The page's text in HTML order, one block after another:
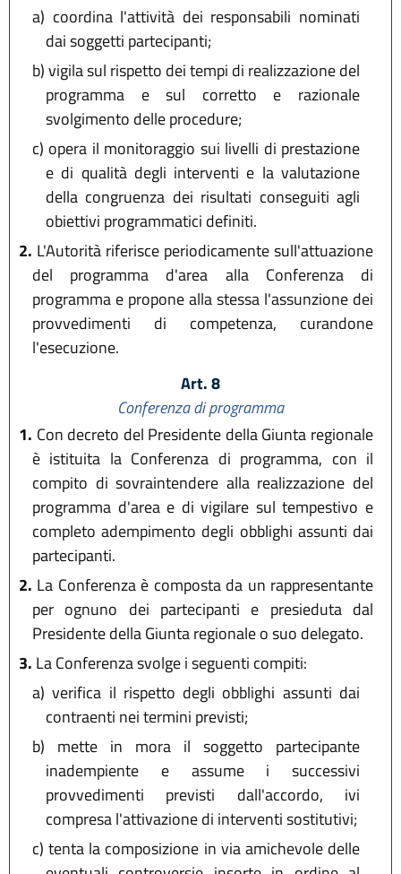
a) coordina l'attività dei responsabili nominati
dai soggetti partecipanti;
b)vigila sul rispetto dei tempi di realizzazione del
programma e sul corretto e razionale
svolgimento delle procedure;
c) opera il monitoraggio sui livelli di prestazione
e di qualità degli interventi e la valutazione
della congruenza dei risultati conseguiti agli
obiettivi programmatici definiti.
2. L'Autorità riferisce periodicamente sull'attuazione
del programma d'area alla Conferenza di
programma e propone alla stessa l'assunzione dei
provvedimenti di competenza, curandone
l'esecuzione.
Art. 8
Conferenza di programma
1. Con decreto del Presidente della Giunta regionale
è istituita la Conferenza di programma, con il
compito di sovraintendere alla realizzazione del
programma d'area e di vigilare sul tempestivo e
completo adempimento degli obblighi assunti dai
partecipanti.
2. La Conferenza è composta da un rappresentante
per ognuno dei partecipanti e presieduta dal
Presidente della Giunta regionale o suo delegato.
3. La Conferenza svolge i seguenti compiti:
a) verifica il rispetto degli obblighi assunti dai
contraenti nei termini previsti;
b) mette in mora il soggetto partecipante
inadempiente e assume i successivi
provvedimenti previsti dall'accordo, ivi
compresa l'attivazione di interventi sostitutivi;
c) tenta la composizione in via amichevole delle